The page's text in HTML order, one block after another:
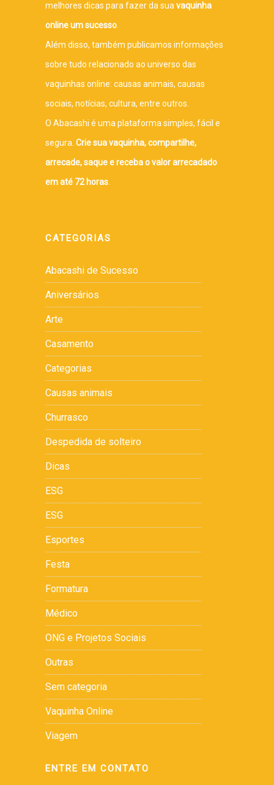
melhores dicas para fazer da sua vaquinha
online um sucesso
Além disso, também publicamos informações
sobre tudo relacionado ao universo das
vaquinhas online: causas animais, causas
sociais, notícias, cultura, entre outros.
O Abacashi é uma plataforma simples, fácil e
segura. Crie sua vaquinha, compartilhe,
arrecade, saque e receba o valor arrecadado
em até 72 horas
CATEGORIAS
Abacashi de Sucesso
Aniversários
Arte
Casamento
Categorias
Causas animais
Churrasco
Despedida de solteiro
Dicas
ESG
ESG
Esportes
Festa
Formatura
Médico
ONG e Projetos Sociais
Outras
Sem categoria
Vaquinha Online
Viagem
ENTRE EM CONTATO